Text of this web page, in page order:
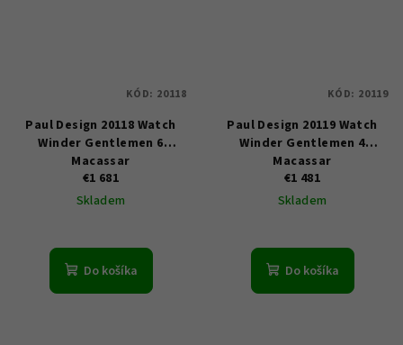
Paul Design 20118 Watch
Winder Gentlemen 6
Macassar
€1 681
Skladem
Do košíka
KÓD: 20118
Paul Design 20119 Watch
Winder Gentlemen 4
Macassar
€1 481
Skladem
Do košíka
KÓD: 20119